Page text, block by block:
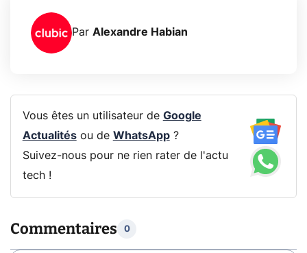
Par Alexandre Habian
Vous êtes un utilisateur de Google
Actualitésou de WhatsApp?
Suivez-nous pour ne rien rater de l'actu
tech !
Commentaires 0